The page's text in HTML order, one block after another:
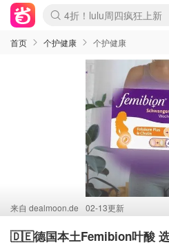
Boticinal 夏促开抢！
4折！lulu周四疯狂上新
还没结束！
Joybuy变相75折 随时失效
速领！Stanley独家85折
疑似霸哥！Camper额外
Zalando 奥莱闪促！每日
Moncler反季囤！5折起+
Coach Brooklyn仅€192
首页 个护健康 个护健康
来自 dealmoon.de 02-13更新
🇩🇪德国本土Femibion叶酸